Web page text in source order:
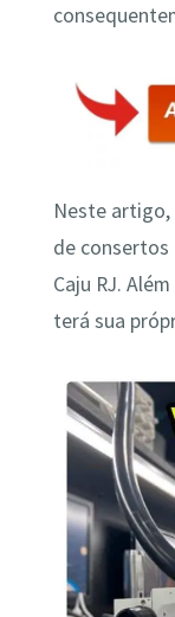
Neste artigo,
de consertos
Caju RJ.
terá sua